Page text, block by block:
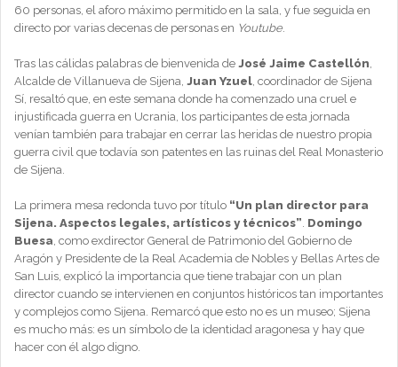
60 personas, el aforo máximo permitido en la sala, y fue seguida en
directo por varias decenas de personas en Youtube.
Tras las cálidas palabras de bienvenida de José Jaime Castellón
Alcalde de Villanueva de Sijena, Juan Yzuel , coordinador de Sijena
Sí, resaltó que, en este semana donde ha comenzado una cruel e
injustificada guerra en Ucrania, los participantes de esta jornada
venían también para trabajar en cerrar las heridas de nuestro propia
guerra civil que todavía son patentes en las ruinas del Real Monasterio
de Sijena.
La primera mesa redonda tuvo por título “Un plan director para
Sijena. Aspectos legales, artísticos y técnicos” Domingo
Buesa , como exdirector General de Patrimonio del Gobierno de
Aragón y Presidente de la Real Academia de Nobles y Bellas Artes de
San Luis, explicó la importancia que tiene trabajar con un plan
director cuando se intervienen en conjuntos históricos tan importantes
y complejos como Sijena. Remarcó que esto no es un museo; Sijena
es mucho más: es un símbolo de la identidad aragonesa y hay que
hacer con él algo digno.